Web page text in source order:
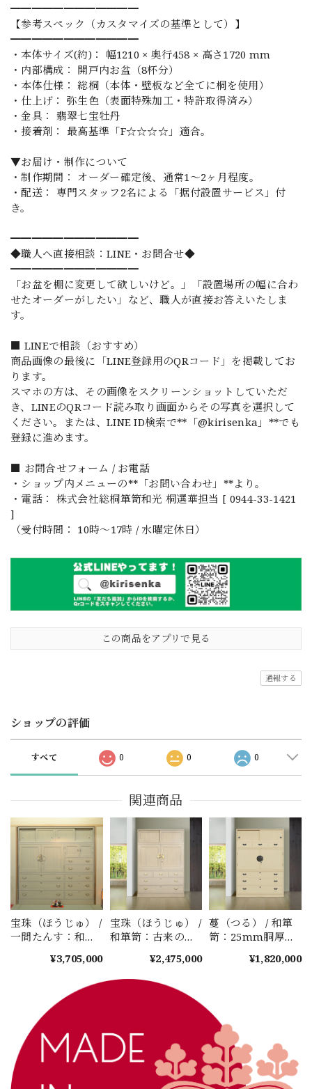
━━━━━━━━━━━━
【参考スペック（カスタマイズの基準として）】
━━━━━━━━━━━━
・本体サイズ(約)： 幅1210 × 奥行458 × 高さ1720 mm
・内部構成： 開戸内お盆（8杯分）
・本体仕様： 総桐（本体・壁板など全てに桐を使用）
・仕上げ： 弥生色（表面特殊加工・特許取得済み）
・金具： 翡翠七宝牡丹
・接着剤： 最高基準「F☆☆☆☆」適合。
▼お届け・制作について
・制作期間： オーダー確定後、通常1〜2ヶ月程度。
・配送： 専門スタッフ2名による「据付設置サービス」付
き。
━━━━━━━━━━━━
◆職人へ直接相談：LINE・お問合せ◆
━━━━━━━━━━━━
「お盆を棚に変更して欲しいけど。」「設置場所の幅に合わ
せたオーダーがしたい」など、職人が直接お答えいたしま
す。
■ LINEで相談（おすすめ）
商品画像の最後に「LINE登録用のQRコード」を掲載してお
ります。
スマホの方は、その画像をスクリーンショットしていただ
き、LINEのQRコード読み取り画面からその写真を選択して
ください。または、LINE ID検索で**「@kirisenka」**でも
登録に進めます。
■ お問合せフォーム / お電話
・ショップ内メニューの**「お問い合わせ」**より。
・電話： 株式会社総桐箪笥和光 桐選華担当 [ 0944-33-1421
]
（受付時間： 10時〜17時 / 水曜定休日）
この商品をアプリで見る
通報する
ショップの評価
すべて 0 0 0
関連商品
宝珠（ほうじゅ） /
一間たんす：和・
大で最高級品¥3,705,000
宝珠（ほうじゅ） /
和箪笥：古来の技
と剣留めが織りな
す、伝統工芸の結
¥2,475,000
蔓（つる） / 和箪
笥：25mm胴厚の
に。心和む佇まい
¥1,820,000